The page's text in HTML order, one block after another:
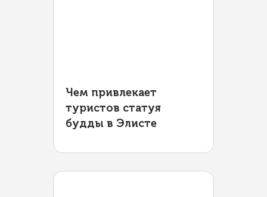
Чем привлекает
туристов статуя
будды в Элисте